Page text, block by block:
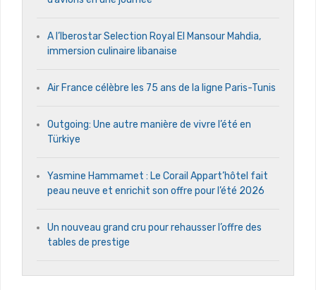
A l’Iberostar Selection Royal El Mansour Mahdia,
immersion culinaire libanaise
Air France célèbre les 75 ans de la ligne Paris-Tunis
Outgoing: Une autre manière de vivre l’été en
Türkiye
Yasmine Hammamet : Le Corail Appart’hôtel fait
peau neuve et enrichit son offre pour l’été 2026
Un nouveau grand cru pour rehausser l’offre des
tables de prestige